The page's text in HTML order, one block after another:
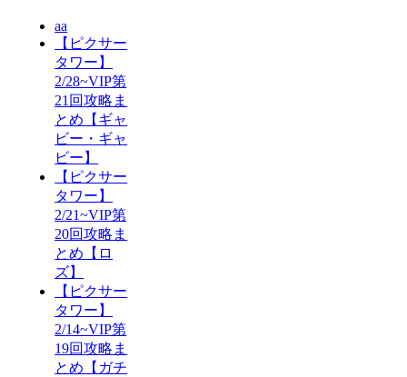
aa
【ピクサー
タワー】
2/28~VIP第
21回攻略ま
とめ【ギャ
ビー・ギャ
ビー】
【ピクサー
タワー】
2/21~VIP第
20回攻略ま
とめ【ロ
ズ】
【ピクサー
タワー】
2/14~VIP第
19回攻略ま
とめ【ガチ